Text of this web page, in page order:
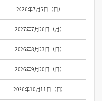
2026年7月5日（日）
2027年7月26日（月）
2026年8月23日（日）
2026年9月20日（日）
2026年10月11日（日）